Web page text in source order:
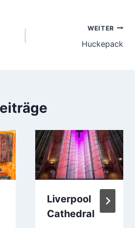
WEITER
Huckepack
Liverpool
Cathedral